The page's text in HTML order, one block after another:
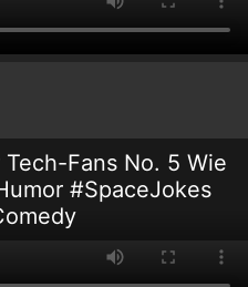
Fans No. 5 Wie
#SpaceJokes